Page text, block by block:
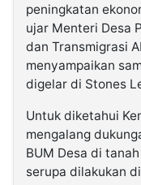
peningkatan
ujar Menteri Desa
dan Transmigrasi
menyampaikan
digelar di Stones
Untuk diketahui
mengalang
BUM Desa di
serupa dilakukan